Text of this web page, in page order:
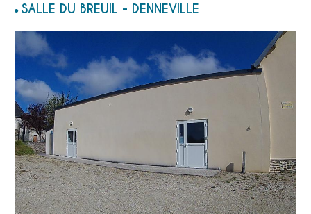
SALLE DU BREUIL - DENNEVILLE